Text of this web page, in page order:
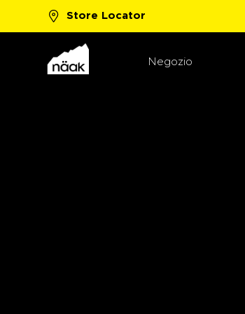
Store Locator
New Boost™ Flavors! Shop Now
Negozio